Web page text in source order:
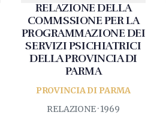
RELAZIONE DELLA
COMMSSIONE PER LA
PROGRAMMAZIONE DEI
SERVIZI PSICHIATRICI
DELLA PROVINCIA DI
PARMA
PROVINCIA DI PARMA
RELAZIONE · 1969